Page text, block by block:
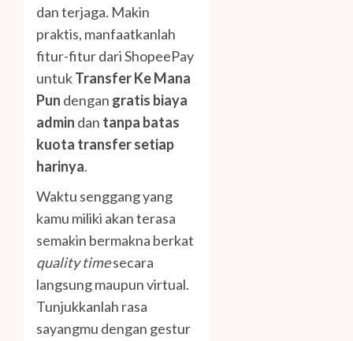
dan terjaga. Makin
praktis, manfaatkanlah
fitur-fitur dari ShopeePay
untukTransfer Ke Mana
Pun dengan gratis biaya
admin dan tanpa batas
kuota transfer setiap
harinya.
Waktu senggang yang
kamu miliki akan terasa
semakin bermakna berkat
quality timesecara
langsung maupun virtual.
Tunjukkanlah rasa
sayangmu dengan gestur